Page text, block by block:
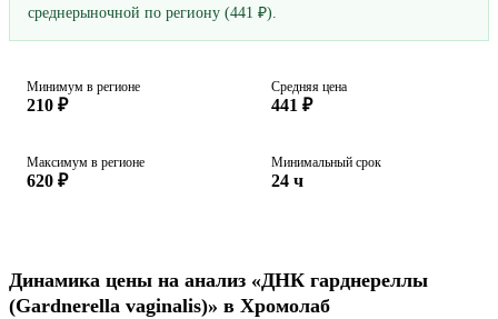
среднерыночной по региону (441 ₽).
Минимум в регионе
210 ₽
Средняя цена
441 ₽
Максимум в регионе
620 ₽
Минимальный срок
24 ч
Динамика цены на анализ «ДНК гарднереллы
(Gardnerella vaginalis)» в Хромолаб